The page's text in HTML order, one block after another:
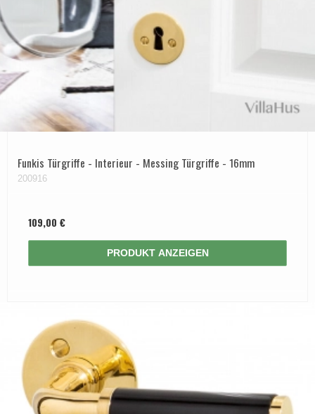
Funkis Türgriffe - Interieur - Messing Türgriffe - 16mm
200916
109,00 €
PRODUKT ANZEIGEN